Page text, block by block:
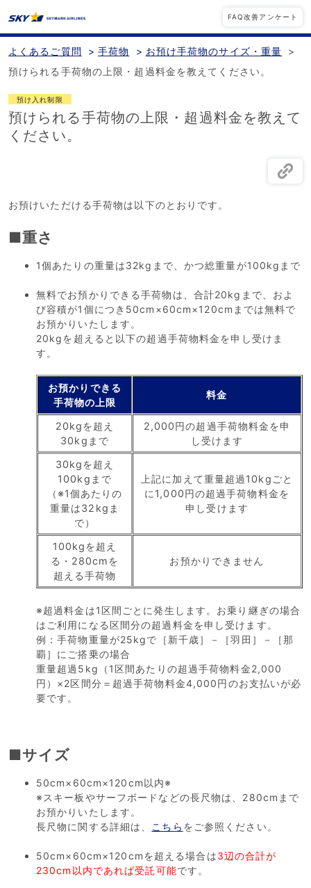
FAQ改善アンケート
よくあるご質問 > 手荷物 > お預け手荷物のサイズ・重量
>
預けられる手荷物の上限・超過料金を教えてください。
預け入れ制限
預けられる手荷物の上限・超過料金を教えて
ください。
お預けいただける手荷物は以下のとおりです。
■重さ
1個あたりの重量は32kgまで、かつ総重量が100kgまで
無料でお預かりできる手荷物は、合計20kgまで、およ
び容積が1個につき50cm×60cm×120cmまでは無料で
お預かりいたします。
20kgを超えると以下の超過手荷物料金を申し受けま
す。
お預かりできる
手荷物の上限
料金
20kgを超え
30kgまで
2,000円の超過手荷物料金を申
し受けます
30kgを超え
100kgまで
（※1個あたりの
重量は32kgま
で）
上記に加えて重量超過10kgごと
に1,000円の超過手荷物料金を
申し受けます
100kgを超え
る・280cmを
超える手荷物
お預かりできません
※超過料金は1区間ごとに発生します。お乗り継ぎの場合
はご利用になる区間分の超過料金を申し受けます。
​例：手荷物重量が25kgで［新千歳］－［羽田］－［那
覇］にご搭乗の場合
重量超過5kg（1区間あたりの超過手荷物料金2,000
円）×2区間分＝超過手荷物料金4,000円のお支払いが必
要です。
■サイズ
50cm×60cm×120cm以内※
※スキー板やサーフボードなどの長尺物は、280cmまで
お預かりいたします。
長尺物に関する詳細は、 こちら をご参照ください。
50cm×60cm×120cmを超える場合は3辺の合計が
230cm以内であれば受託可能です。